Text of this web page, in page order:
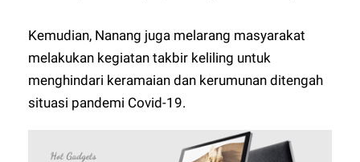
Kemudian, Nanang juga melarang masyarakat
melakukan kegiatan takbir keliling untuk
menghindari keramaian dan kerumunan ditengah
situasi pandemi Covid-19.